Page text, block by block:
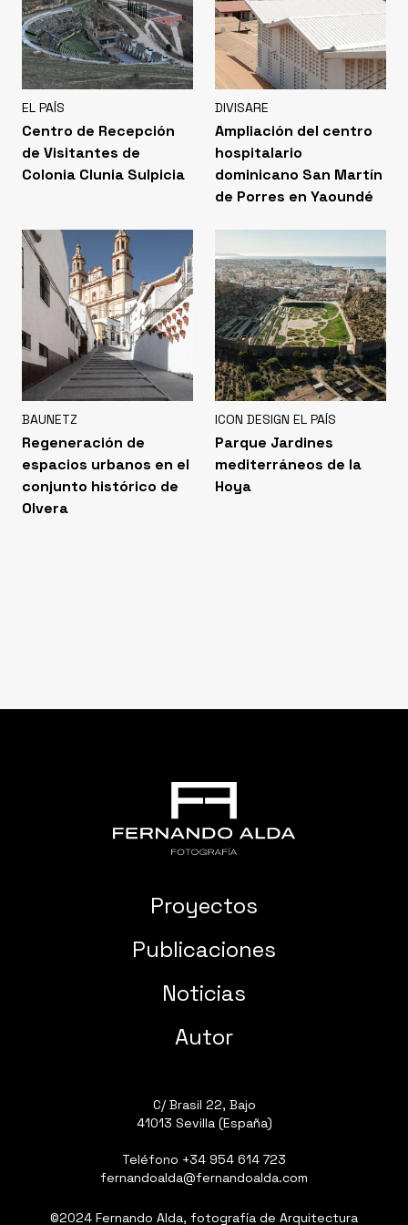
EL PAÍS
Centro de Recepción
de Visitantes de
Colonia Clunia Sulpicia
DIVISARE
Ampliación del centro
hospitalario
dominicano San Martín
de Porres en Yaoundé
BAUNETZ
Regeneración de
espacios urbanos en el
conjunto histórico de
Olvera
ICON DESIGN EL PAÍS
Parque Jardines
mediterráneos de la
Hoya
Proyectos
Publicaciones
Noticias
Autor
C/ Brasil 22, Bajo
41013 Sevilla (España)
Teléfono +34 954 614 723
fernandoalda@fernandoalda.com
©2024 Fernando Alda, fotografía de Arquitectura